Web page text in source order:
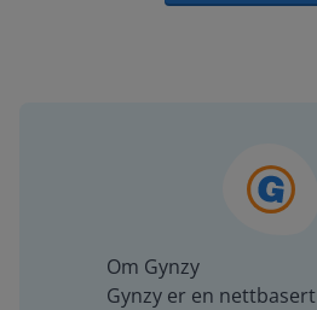
Om Gynzy
Gynzy er en nettbasert